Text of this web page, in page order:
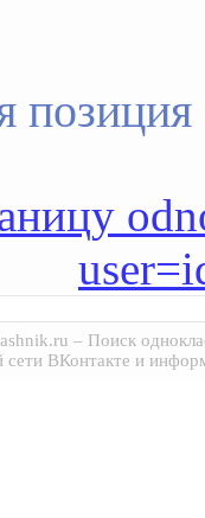
позиция
– Поиск
сети ВКонтакте и